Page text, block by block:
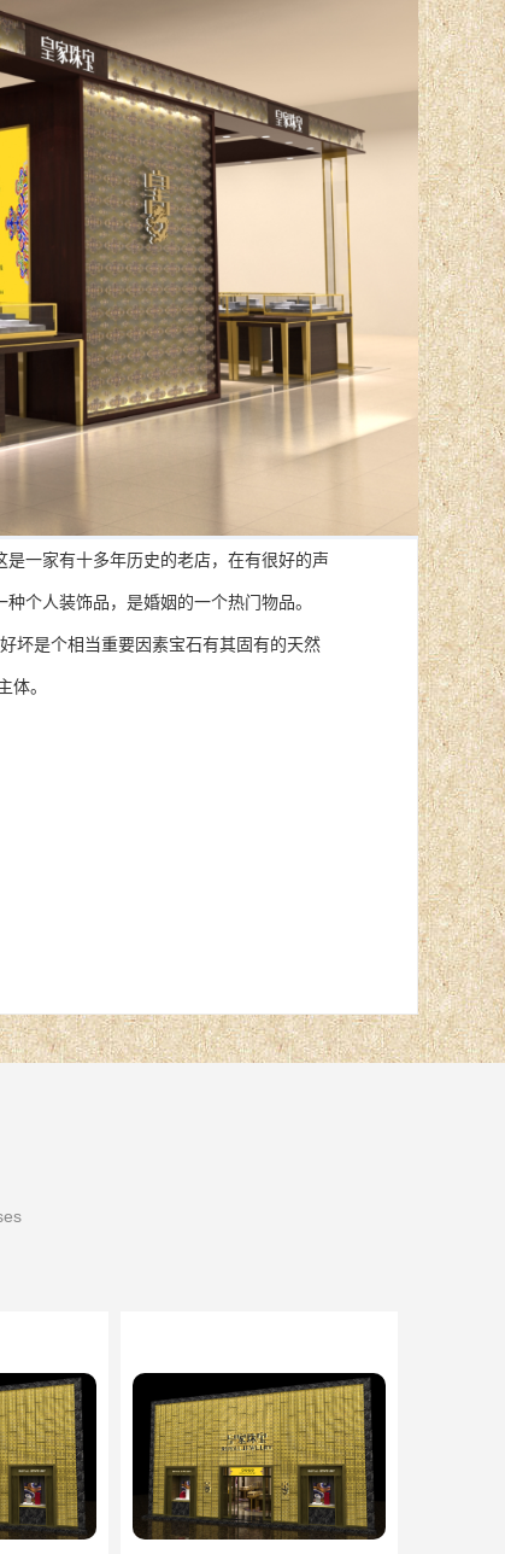
一家有十多年历史的老店，在有很好的声
个人装饰品，是婚姻的一个热门物品。
坏是个相当重要因素宝石有其固有的天然
体。